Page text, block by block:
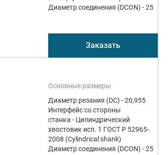
Диаметр соединения (DCON) - 25
Заказать
Основные размеры
Диаметр резания (DC) - 20,955
Интерфейс со стороны
станка - Цилиндрический
хвостовик исп. 1 ГОСТ Р 52965-
2008 (Cylindrical shank)
Диаметр соединения (DCON) - 25